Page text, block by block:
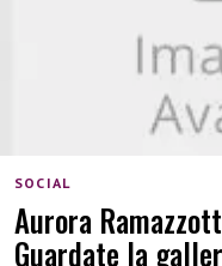
SOCIAL
Aurora
Guardate la